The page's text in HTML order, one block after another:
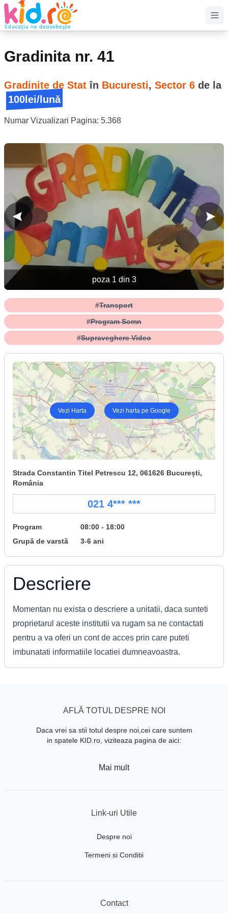
Gradinita nr. 41
Gradinite de Stat în Bucuresti, Sector 6 de la
100lei/lună
Numar Vizualizari Pagina: 5.368
poza 1 din 3
#Transport
#Program Somn
#Supraveghere Video
Vezi Harta Vezi harta pe Google
Strada Constantin Titel Petrescu 12, 061626 București,
România
021 4*** ***
Program
08:00 - 18:00
Grupă de varstă
3-6 ani
Descriere
Momentan nu exista o descriere a unitatii, daca sunteti
proprietarul aceste institutii va rugam sa ne contactati
pentru a va oferi un cont de acces prin care puteti
imbunatati informatiile locatiei dumneavoastra.
AFLĂ TOTUL DESPRE NOI
Daca vrei sa stii totul despre noi,cei care suntem
in spatele KID.ro, viziteaza pagina de aici:
Mai mult
Link-uri Utile
Despre noi
Termeni si Conditii
Contact